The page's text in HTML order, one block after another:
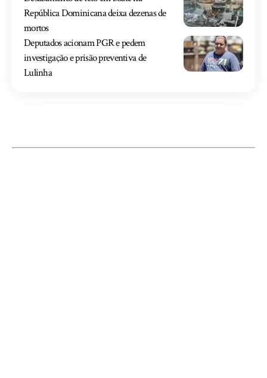
República Dominicana deixa dezenas de
mortos
Deputados acionam PGR e pedem
investigação e prisão preventiva de
Lulinha